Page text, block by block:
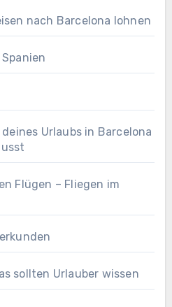
nach Barcelona lohnen
Urlaubs in Barcelona
Flügen – Fliegen im
sollten Urlauber wissen